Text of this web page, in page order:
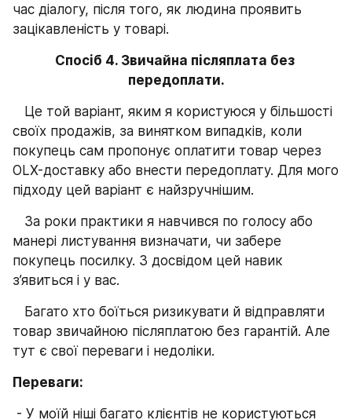
час діалогу, після того, як людина проявить
зацікавленість у товарі.
Спосіб 4. Звичайна післяплата без
передоплати.
своїх продажів, за винятком випадків, коли
покупець сам пропонує оплатити товар через
OLX-доставку або внести передоплату. Для мого
підходу цей варіант є найзручнішим.
манері листування визначати, чи забере
покупець посилку. З досвідом цей навик
з’явиться і у вас.
товар звичайною післяплатою без гарантій. Але
тут є свої переваги і недоліки.
Переваги: